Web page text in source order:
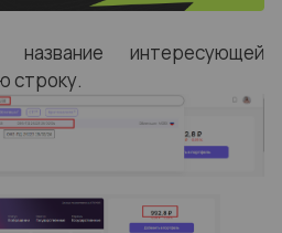
интересующей
строку.